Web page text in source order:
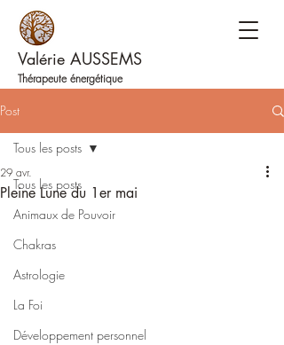
Valérie AUSSEMS
Thérapeute énergétique
Post
Tous les posts
Animaux de Pouvoir
Chakras
Astrologie
La Foi
Développement personnel
Tous les posts
Pleine Lune du 1er mai
29 avr.